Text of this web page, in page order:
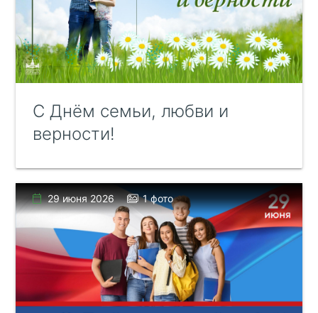
C Днём семьи, любви и
верности!
29 июня 2026 1 фото